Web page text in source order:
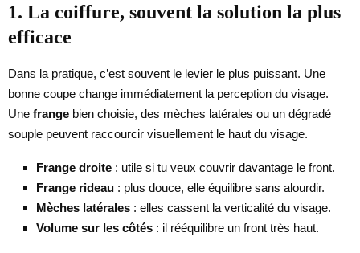
1. La coiffure, souvent la solution la plus
efficace
Dans la pratique, c’est souvent le levier le plus puissant. Une
bonne coupe change immédiatement la perception du visage.
Une frange bien choisie, des mèches latérales ou un dégradé
souple peuvent raccourcir visuellement le haut du visage.
Frange droite : utile si tu veux couvrir davantage le front.
Frange rideau : plus douce, elle équilibre sans alourdir.
Mèches latérales : elles cassent la verticalité du visage.
Volume sur les côtés : il rééquilibre un front très haut.